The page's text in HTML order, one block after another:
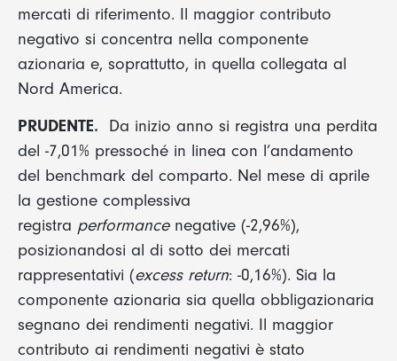
mercati di riferimento. Il maggior contributo
negativo si concentra nella componente
azionaria e, soprattutto, in quella collegata al
Nord America.
PRUDENTE. Da inizio anno si registra una perdita
del -7,01% pressoché in linea con l’andamento
del benchmark del comparto. Nel mese di aprile
la gestione complessiva
registra performancenegative (-2,96%),
posizionandosi al di sotto dei mercati
rappresentativi (excess return: -0,16%). Sia la
componente azionaria sia quella obbligazionaria
segnano dei rendimenti negativi. Il maggior
contributo ai rendimenti negativi è stato